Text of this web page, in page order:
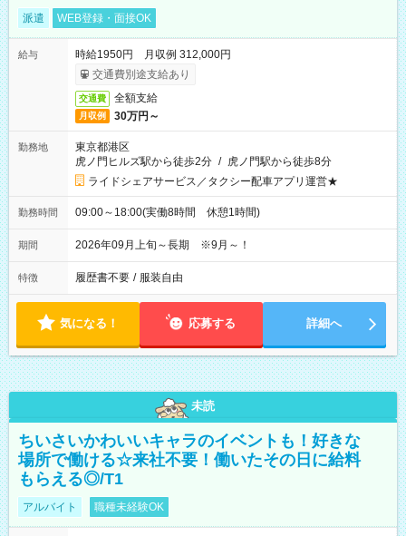
派遣 WEB登録・面接OK
給与
時給1950円 月収例 312,000円
交通費別途支給あり
交通費 全額支給
月収例 30万円～
勤務地
東京都港区
虎ノ門ヒルズ駅から徒歩2分 / 虎ノ門駅から徒歩8分
ライドシェアサービス／タクシー配車アプリ運営★
勤務時間 09:00～18:00(実働8時間 休憩1時間)
期間 2026年09月上旬～長期 ※9月～！
特徴 履歴書不要 / 服装自由
気になる！ 応募する 詳細へ
未読
ちいさいかわいいキャラのイベントも！好きな
場所で働ける☆来社不要！働いたその日に給料
もらえる◎/T1
アルバイト 職種未経験OK